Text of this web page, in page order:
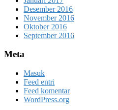
Desember 2016
November 2016
Oktober 2016
September 2016
Meta
Masuk
Feed entri
Feed komentar
WordPress.org